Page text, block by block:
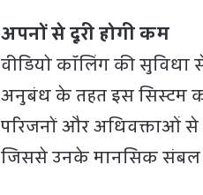
अपनों से दूरी होगी कम
वीडियो कॉलिंग की
अनुबंध के तहत इस सिस्टम
परिजनों और अधिवक्ताओं से
जिससे उनके मानसिक संबल